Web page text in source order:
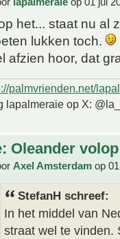
het... staat nu al
lukken toch.
afzien hoor, dat
palmvrienden.net/
lapalmeraie op X:
Oleander
Axel Amsterdam op
StefanH schreef:
In het middel van
straat wel te vinden.